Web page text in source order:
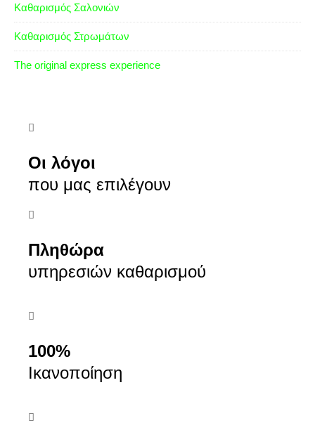
Καθαρισμός Σαλονιών
Καθαρισμός Στρωμάτων
The original express experience
Οι λόγοι
που μας επιλέγουν
Πληθώρα
υπηρεσιών καθαρισμού
100%
Ικανοποίηση